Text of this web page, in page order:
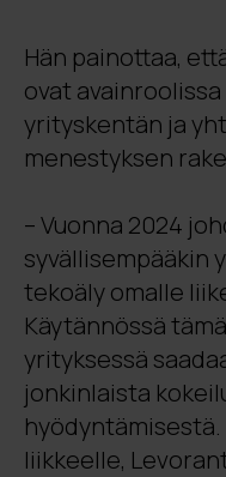
Hän painottaa,
ovat
yrityskentän ja
menestyksen
– Vuonna 2024
syvällisempääkin
tekoäly omalle
Käytännössä
yrityksessä
jonkinlaista
liikkeelle,